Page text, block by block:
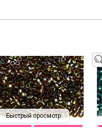
Быстрый просмотр